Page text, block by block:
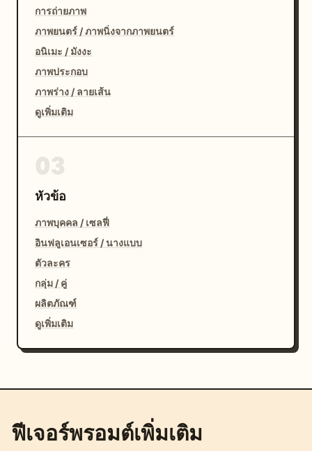
การถ่ายภาพ
ภาพยนตร์ / ภาพนิ่งจากภาพยนตร์
อนิเมะ / มังงะ
ภาพประกอบ
ภาพร่าง / ลายเส้น
ดูเพิ่มเติม
หัวข้อ
ภาพบุคคล / เซลฟี่
อินฟลูเอนเซอร์ / นางแบบ
ตัวละคร
กลุ่ม / คู่
ผลิตภัณฑ์
ดูเพิ่มเติม
ฟีเจอร์พรอมต์เพิ่มเติม